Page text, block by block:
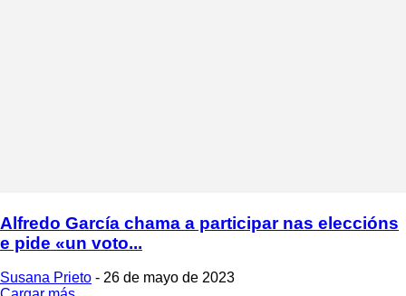
Alfredo García chama a participar nas eleccións
e pide «un voto...
Susana Prieto - 26 de mayo de 2023